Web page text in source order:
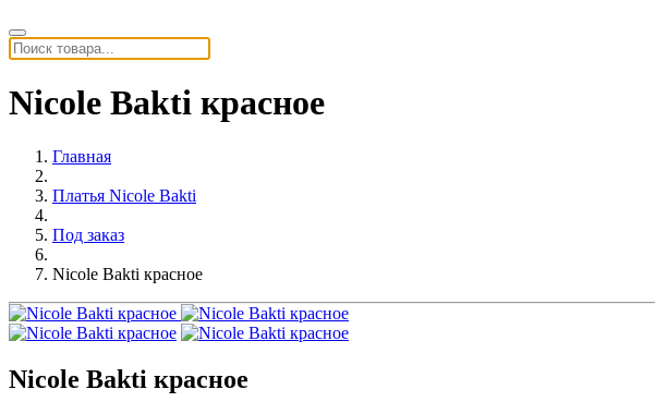
Nicole Bakti красное
Главная
Платья Nicole Bakti
Под заказ
Nicole Bakti красное
Nicole Bakti красное